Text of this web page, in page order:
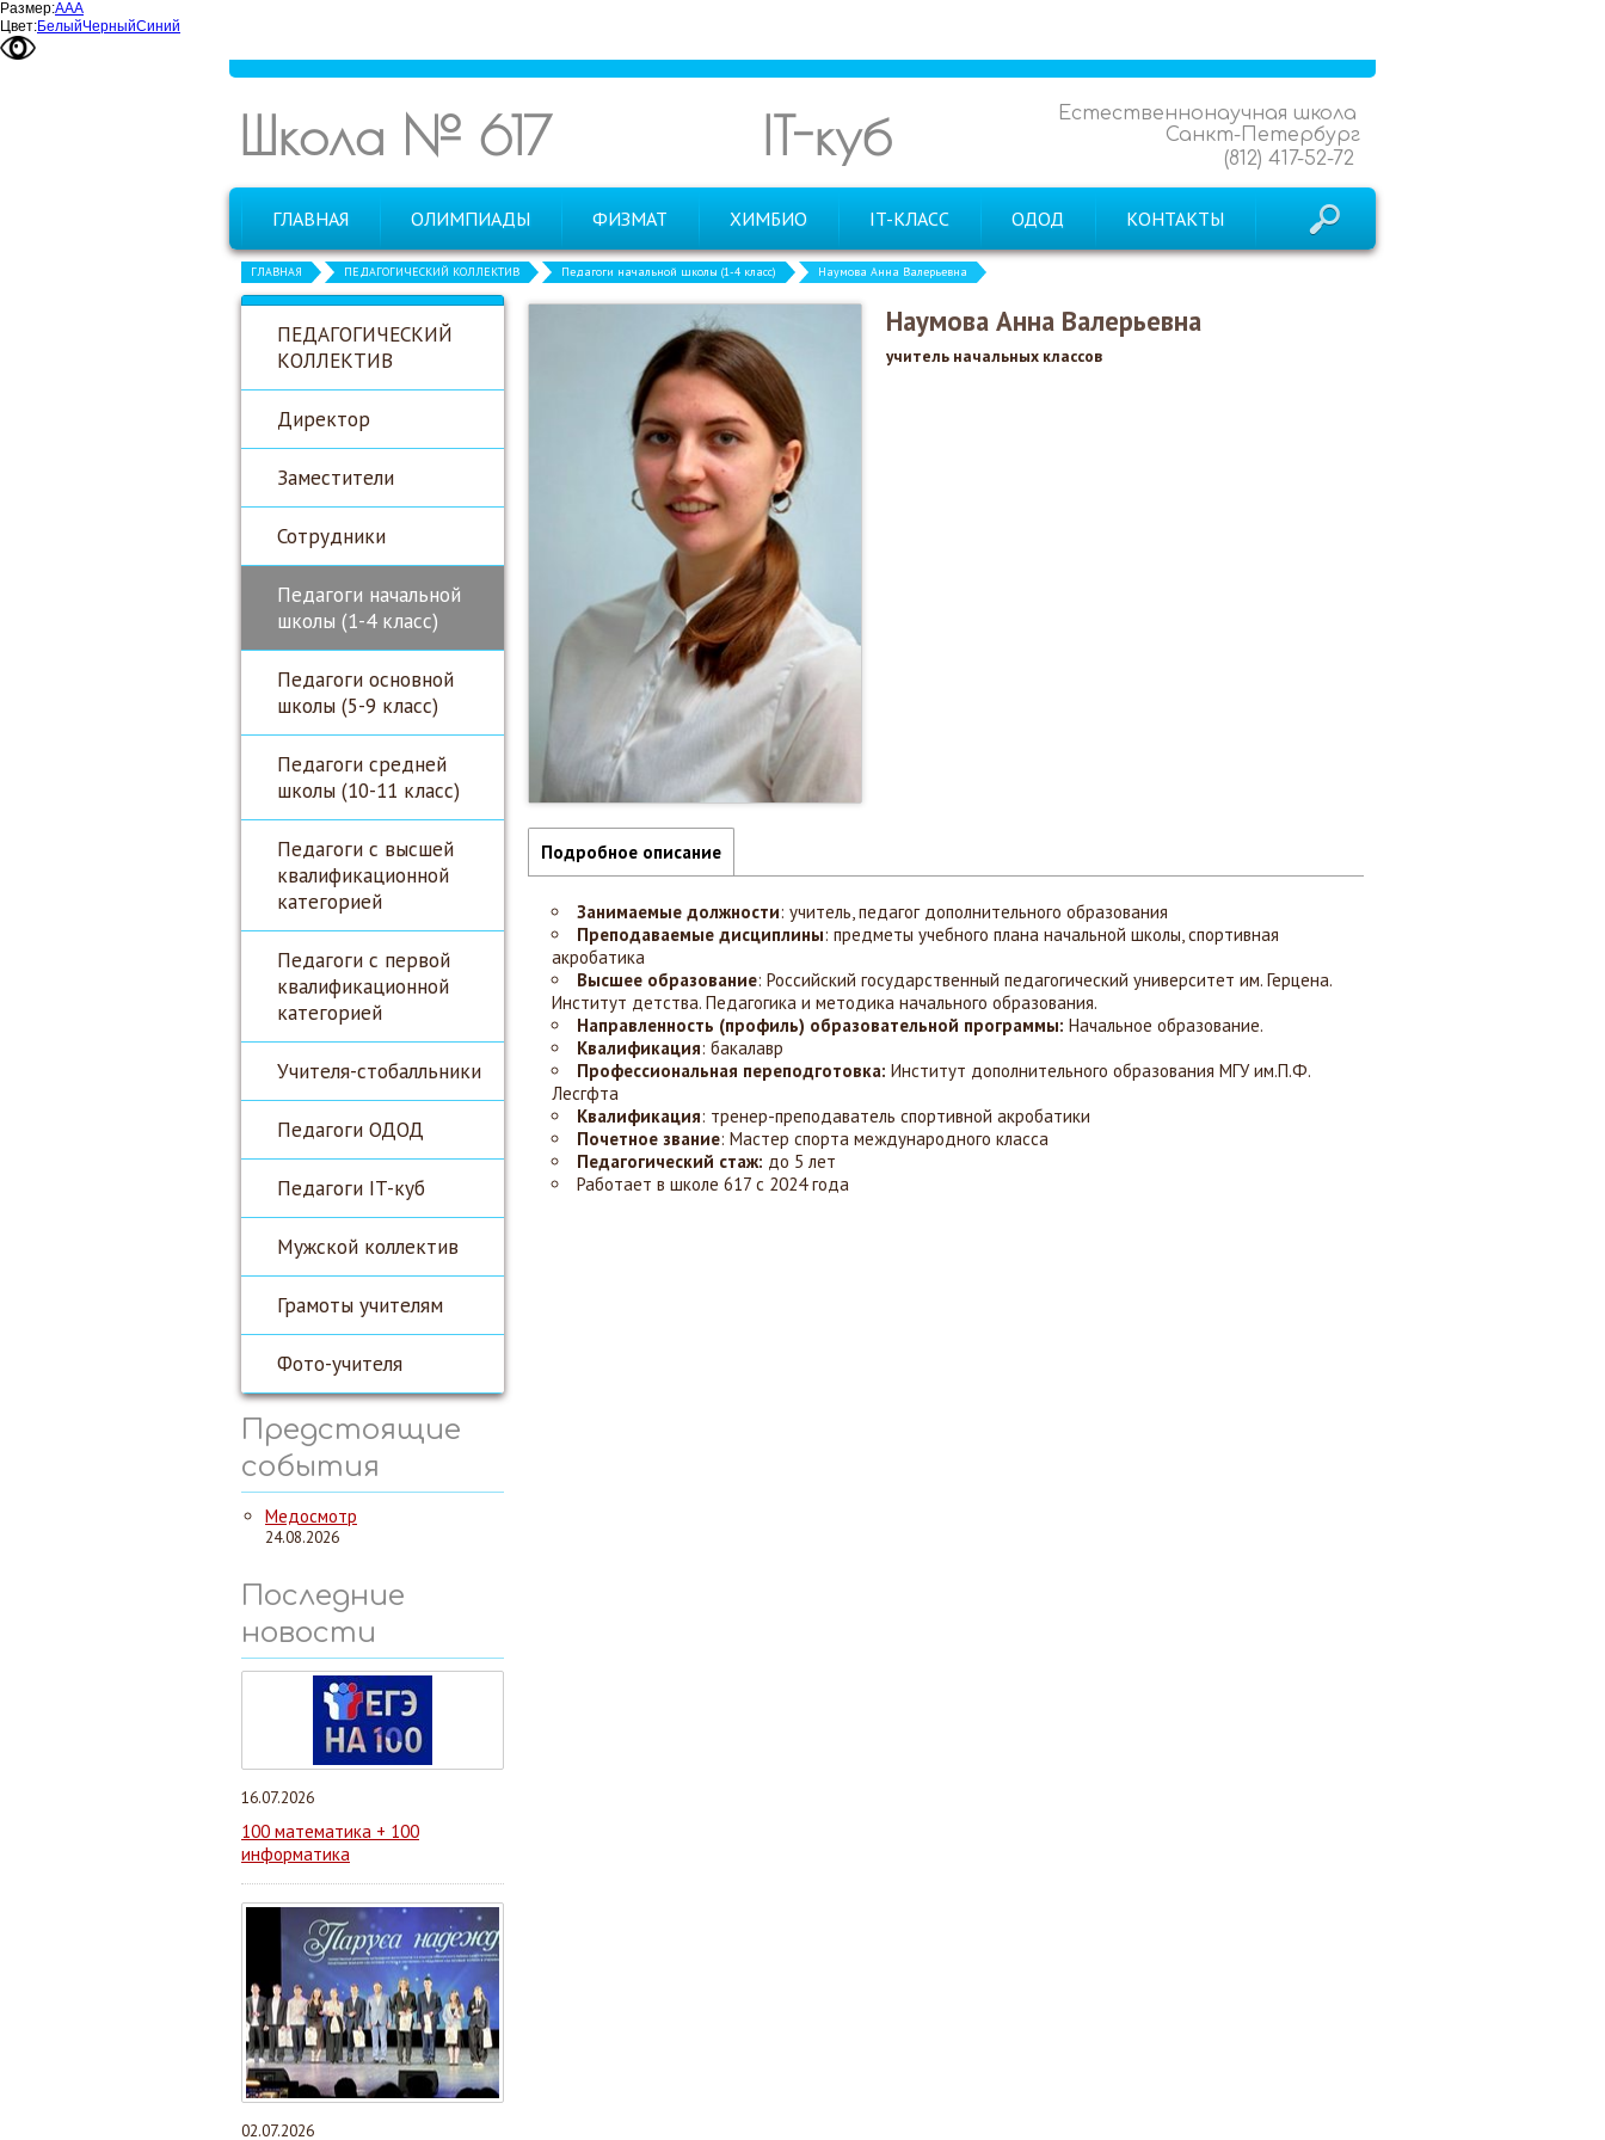
Размер:ААА
Цвет:БелыйЧерныйСиний
Школа № 617
Естественнонаучная школа
Санкт-Петербург
(812) 417-52-72
IT-куб
ГЛАВНАЯ ОЛИМПИАДЫ ФИЗМАТ ХИМБИО IT-КЛАСС ОДОД КОНТАКТЫ
ГЛАВНАЯ ПЕДАГОГИЧЕСКИЙ КОЛЛЕКТИВ Педагоги начальной школы (1-4 класс) Наумова Анна Валерьевна
ПЕДАГОГИЧЕСКИЙ
КОЛЛЕКТИВ
Директор
Заместители
Сотрудники
Педагоги начальной
школы (1-4 класс)
Педагоги основной
школы (5-9 класс)
Педагоги средней
школы (10-11 класс)
Педагоги с высшей
квалификационной
категорией
Педагоги с первой
квалификационной
категорией
Учителя-стобалльники
Педагоги ОДОД
Педагоги IT-куб
Мужской коллектив
Грамоты учителям
Фото-учителя
Предстоящие
события
Медосмотр
24.08.2026
Последние
новости
16.07.2026
100 математика + 100
информатика
02.07.2026
Наумова Анна Валерьевна
учитель начальных классов
Подробное описание
Занимаемые должности: учитель, педагог дополнительного образования
Преподаваемые дисциплины: предметы учебного плана начальной школы, спортивная
акробатика
Высшее образование: Российский государственный педагогический университет им. Герцена.
Институт детства. Педагогика и методика начального образования.
Направленность (профиль) образовательной программы: Начальное образование.
Квалификация: бакалавр
Профессиональная переподготовка: Институт дополнительного образования МГУ им.П.Ф.
Лесгфта
Квалификация: тренер-преподаватель спортивной акробатики
Почетное звание: Мастер спорта международного класса
Педагогический стаж: до 5 лет
Работает в школе 617 с 2024 года